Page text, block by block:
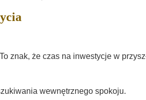
znak, że czas na inwestycje w
wewnętrznego spokoju.